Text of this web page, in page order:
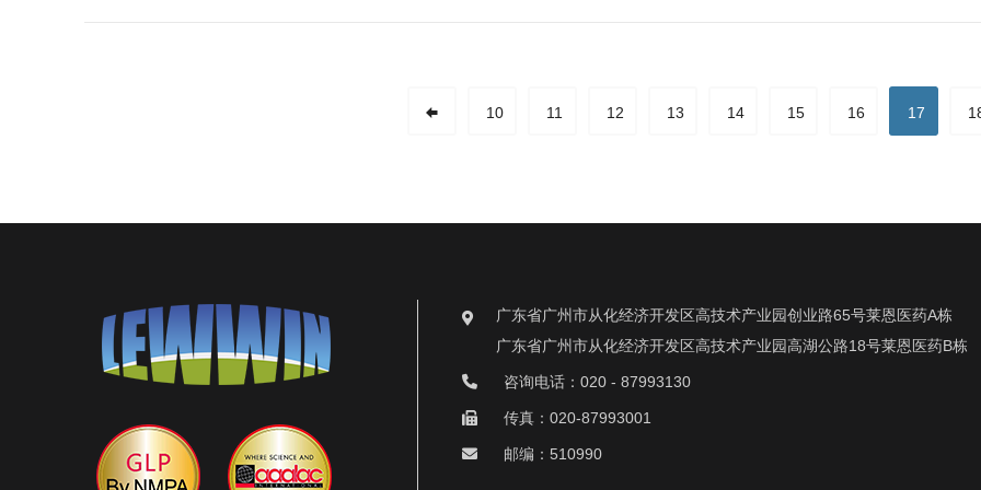
10 11 12 13 14 15 16 17
广东省广州市从化经济开发区高技术产业园创业路65号莱恩医药A栋
广东省广州市从化经济开发区高技术产业园高湖公路18号莱恩医药B栋
咨询电话：020 - 87993130
传真：020-87993001
邮编：510990